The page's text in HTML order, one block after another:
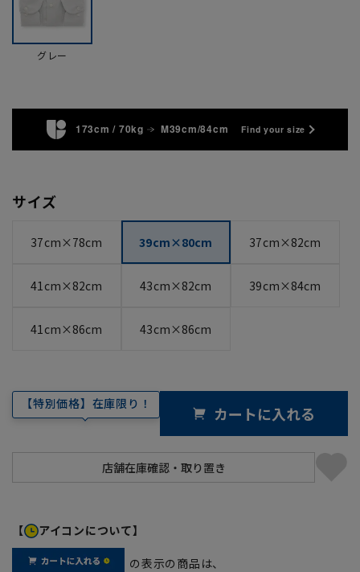
グレー
173cm / 70kg M39cm/84cm Find your size
サイズ
37cm×78cm 39cm×80cm 37cm×82cm
41cm×82cm 43cm×82cm 39cm×84cm
41cm×86cm 43cm×86cm
【特別価格】在庫限り！ カートに入れる
【 アイコンについて】
の表示の商品は、